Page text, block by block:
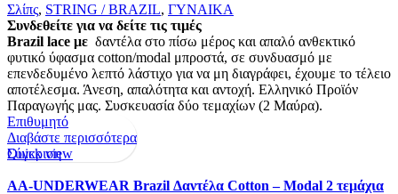
Σλίπς, STRING / BRAZIL, ΓΥΝΑΙΚΑ
Συνδεθείτε για να δείτε τις τιμές
Brazil lace με δαντέλα στο πίσω μέρος και απαλό ανθεκτικό
φυτικό ύφασμα cotton/modal μπροστά, σε συνδυασμό με
επενδεδυμένο λεπτό λάστιχο για να μη διαγράφει, έχουμε το τέλειο
αποτέλεσμα. Άνεση, απαλότητα και αντοχή. Ελληνικό Προϊόν
Παραγωγής μας. Συσκευασία δύο τεμαχίων (2 Μαύρα).
Επιθυμητό
Διαβάστε περισσότερα
Quick view
Σύγκριση
AA-UNDERWEAR Brazil Δαντέλα Cotton – Modal 2 τεμάχια